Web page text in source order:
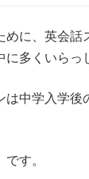
めに、英会話
多くいらっ
は中学入学後
す。